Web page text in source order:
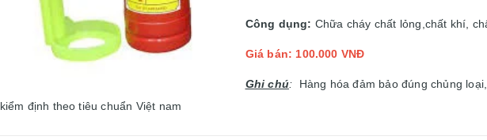
Công dụng: Chữa cháy chất lỏng,chất khí,
Giá bán: 100.000 VNĐ
Ghi chú: Hàng hóa đảm bảo đúng chủng
kiểm định theo tiêu chuẩn Việt nam